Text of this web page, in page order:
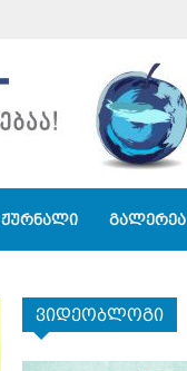
ჟურნალი გალერეა
ვიდეობლოგი